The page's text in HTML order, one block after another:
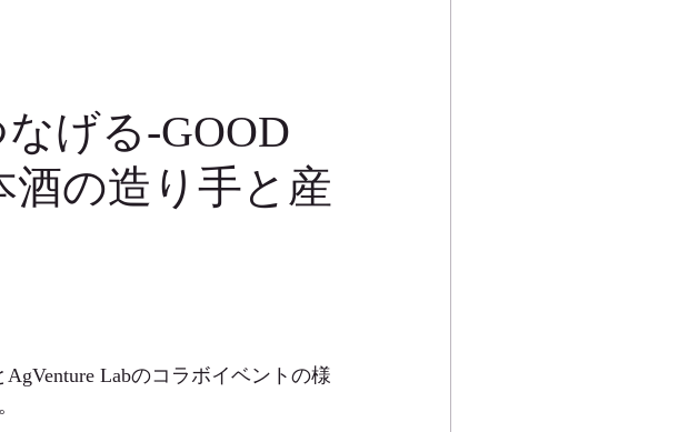
げる-GOOD
酒の造り手と産
Labのコラボイベントの様